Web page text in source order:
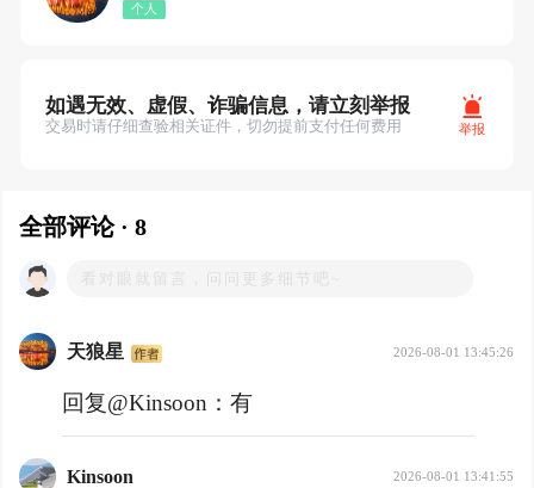
个人
如遇无效、虚假、诈骗信息，请立刻举报
交易时请仔细查验相关证件，切勿提前支付任何费用 举报
全部评论 · 8
天狼星 2026-08-01 13:45:26
回复@Kinsoon： 有
Kinsoon 2026-08-01 13:41:55